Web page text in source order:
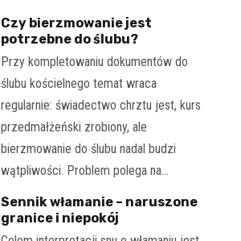
Czy bierzmowanie jest
potrzebne do ślubu?
Przy kompletowaniu dokumentów do
ślubu kościelnego temat wraca
regularnie: świadectwo chrztu jest, kurs
przedmałżeński zrobiony, ale
bierzmowanie do ślubu nadal budzi
wątpliwości. Problem polega na…
Sennik włamanie – naruszone
granice i niepokój